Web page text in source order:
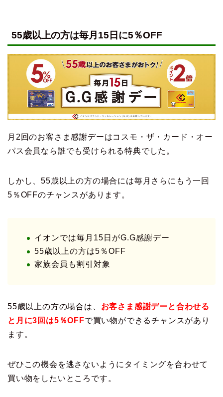
55歳以上の方は毎月15日に5％OFF
月2回のお客さま感謝デーはコスモ・ザ・カード・オー
パス会員なら誰でも受けられる特典でした。
しかし、55歳以上の方の場合には毎月さらにもう一回
5％OFFのチャンスがあります。
イオンでは毎月15日がG.G感謝デー
55歳以上の方は5％OFF
家族会員も割引対象
55歳以上の方の場合は、 お客さま感謝デーと合わせる
と月に3回は5％OFFで買い物ができるチャンスがあり
ます。
ぜひこの機会を逃さないようにタイミングを合わせて
買い物をしたいところです。